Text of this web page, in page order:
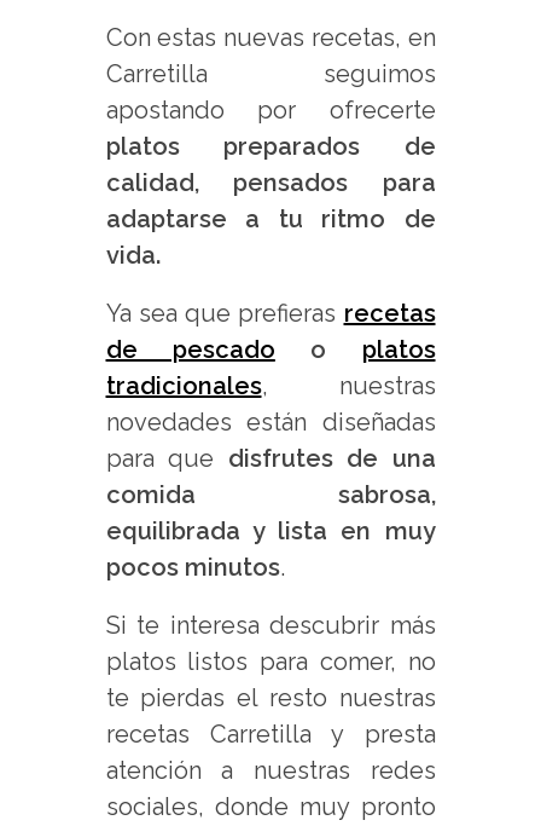
Con estas nuevas recetas, en
Carretilla seguimos
apostando por ofrecerte
platos preparados de
calidad, pensados para
adaptarse a tu ritmo de
vida.
Ya sea que prefieras recetas
de pescado o platos
tradicionales, nuestras
novedades están diseñadas
para que disfrutes de una
comida sabrosa,
equilibrada y lista en muy
pocos minutos.
Si te interesa descubrir más
platos listos para comer, no
te pierdas el resto nuestras
recetas Carretilla y presta
atención a nuestras redes
sociales, donde muy pronto